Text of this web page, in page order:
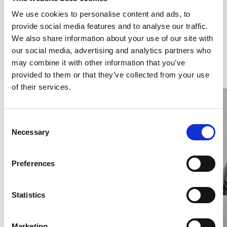
We use cookies to personalise content and ads, to
provide social media features and to analyse our traffic.
We also share information about your use of our site with
our social media, advertising and analytics partners who
may combine it with other information that you’ve
provided to them or that they’ve collected from your use
of their services.
Selection
Necessary
Preferences
Statistics
Le altre collezioni